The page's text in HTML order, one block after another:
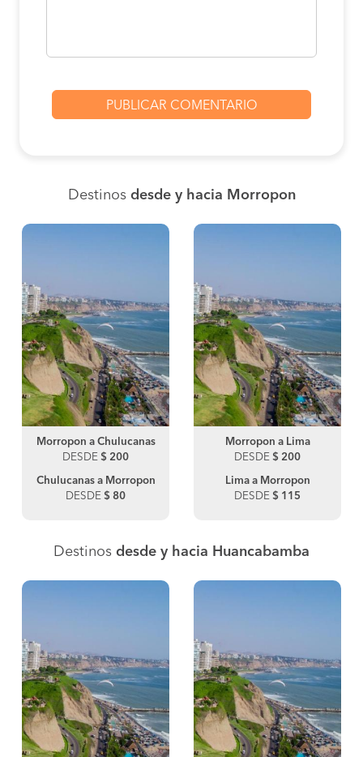
Destinos desde y hacia Morropon
Morropon a Chulucanas
DESDE $ 200
Chulucanas a Morropon
DESDE $ 80
Morropon a Lima
DESDE $ 200
Lima a Morropon
DESDE $ 115
Destinos desde y hacia Huancabamba